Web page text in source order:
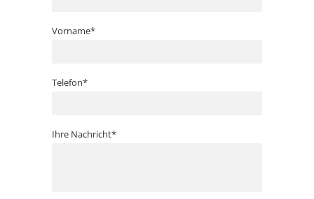
Vorname*
Telefon*
Ihre Nachricht*